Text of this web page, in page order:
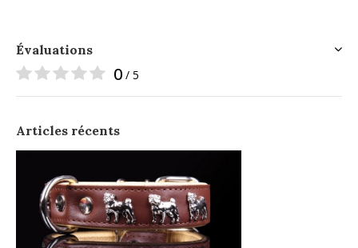
Évaluations
0 / 5
Articles récents